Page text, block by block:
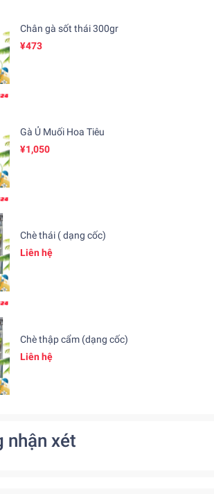
Chân gà sốt thái 300gr
¥473
Gà Ủ Muối Hoa Tiêu
¥1,050
Chè thái ( dạng cốc)
Liên hệ
Chè thập cẩm (dạng cốc)
Liên hệ
nhận xét